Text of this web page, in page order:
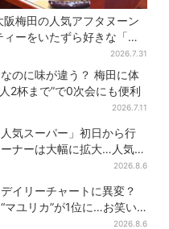
阪梅田の人気アフタヌーン
ィーをいたずら好きな「リ
トルミイ」がジャック！「ム
ーミン」たちとバカンスへ
2026.7.31
のに味が違う？ 梅田に体
2杯まで”で0次会にも便利
2026.7.11
気スーパー」初日から行
ナーは大幅に拡大…人気商
2026.8.6
イリーチャートに異変？
マユリカ”が1位に…お笑い
2026.8.6